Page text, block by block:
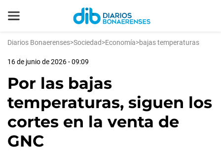
Diarios Bonaerenses>Sociedad>Economía>bajas temperaturas
16 de junio de 2026 - 09:09
Por las bajas
temperaturas, siguen los
cortes en la venta de
GNC